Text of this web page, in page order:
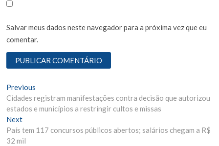
Salvar meus dados neste navegador para a próxima vez que eu
comentar.
N
a
v
e
Previous
r
e
i
Cidades registram manifestações contra decisão que autorizou
estados e municípios a restringir cultos e missas
Next
e
x
País tem 117 concursos públicos abertos; salários chegam a R$
32 mil